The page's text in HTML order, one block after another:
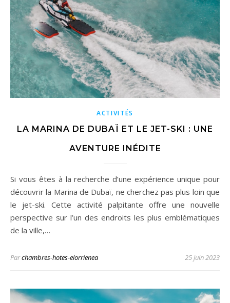
ACTIVITÉS
LA MARINA DE DUBAÏ ET LE JET-SKI : UNE
AVENTURE INÉDITE
Si vous êtes à la recherche d’une expérience unique pour
découvrir la Marina de Dubaï, ne cherchez pas plus loin que
le jet-ski. Cette activité palpitante offre une nouvelle
perspective sur l’un des endroits les plus emblématiques
de la ville,…
Parchambres-hotes-elorrienea 25 juin 2023